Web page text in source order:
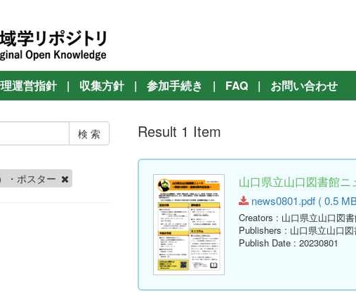
運営指針 | 収集方針 | 参加手続き | FAQ | お問い合わせ
・ポスター
Result 1 Item
山口県立山口図書館
news0801.pdf ( 0.5
Creators : 山口県立山口図
Publishers : 山口県立山口
Publish Date : 20230801